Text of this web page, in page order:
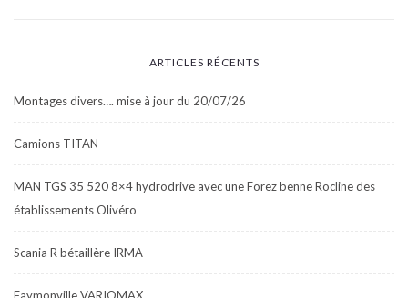
ARTICLES RÉCENTS
Montages divers…. mise à jour du 20/07/26
Camions TITAN
MAN TGS 35 520 8×4 hydrodrive avec une Forez benne Rocline des
établissements Olivéro
Scania R bétaillère IRMA